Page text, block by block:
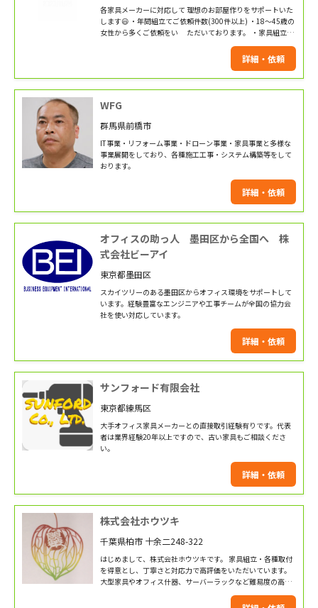
各家具メーカーに対応して 理想のお部屋作りをサポートいた
します😃 ・年間組立てご依頼件数(300件以上) ・18〜45歳の
女性から多くご依頼をい ただいております。 ・家具組立て
県、東京都、千葉県、埼玉県、群馬県、栃木県、茨城県)
詳細・依頼
WFG
群馬県前橋市
IT事業・リフォーム事業・ドローン事業・家具事業と多様な
事業展開をしており、各種施工工事・システム構築等をして
おります。
詳細・依頼
オフィスの助っ人 墨田区から全国へ 株
式会社ビーアイ
東京都墨田区
スカイツリーのある墨田区からオフィス環境をサポートして
います。経験豊富なエンジニアや工事チームが全国の協力会
社を使い対応しています。
詳細・依頼
サンフォード有限会社
東京都練馬区
大手オフィス家具メーカーとの直接取引経験有りです。代表
者は業界経験20年以上ですので、古い家具もご相談くださ
い。
詳細・依頼
株式会社ホウツキ
千葉県柏市 十余二248-322
はじめまして、株式会社ホウツキです。 家具組立・各種取付
を得意とし、丁寧さと対応力で高評価をいただいています。
大型家具やオフィス什器、サーバーラックなど難易度の高い
ン・プロジェクター設置まで、 現場状況に合熟練職人が丁